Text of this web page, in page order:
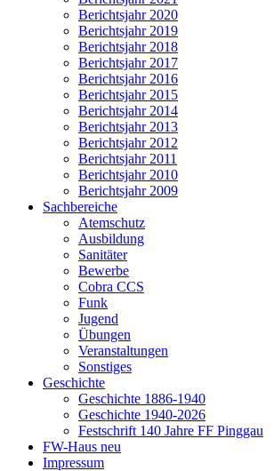
Berichtsjahr 2020
Berichtsjahr 2019
Berichtsjahr 2018
Berichtsjahr 2017
Berichtsjahr 2016
Berichtsjahr 2015
Berichtsjahr 2014
Berichtsjahr 2013
Berichtsjahr 2012
Berichtsjahr 2011
Berichtsjahr 2010
Berichtsjahr 2009
Sachbereiche
Atemschutz
Ausbildung
Sanitäter
Bewerbe
Cobra CCS
Funk
Jugend
Übungen
Veranstaltungen
Sonstiges
Geschichte
Geschichte 1886-1940
Geschichte 1940-2026
Festschrift 140 Jahre FF Pinggau
FW-Haus neu
Impressum